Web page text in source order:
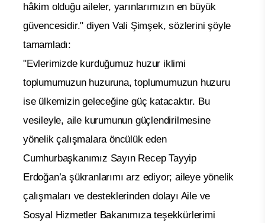
hâkim olduğu aileler, yarınlarımızın en büyük
güvencesidir." diyen Vali Şimşek, sözlerini şöyle
tamamladı:
"Evlerimizde kurduğumuz huzur iklimi
toplumumuzun huzuruna, toplumumuzun huzuru
ise ülkemizin geleceğine güç katacaktır. Bu
vesileyle, aile kurumunun güçlendirilmesine
yönelik çalışmalara öncülük eden
Cumhurbaşkanımız Sayın Recep Tayyip
Erdoğan’a şükranlarımı arz ediyor; aileye yönelik
çalışmaları ve desteklerinden dolayı Aile ve
Sosyal Hizmetler Bakanımıza teşekkürlerimi